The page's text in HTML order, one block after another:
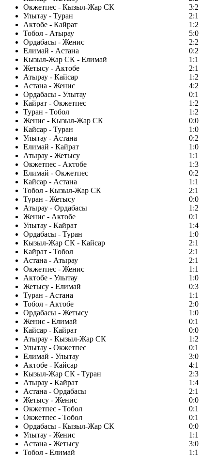
Окжетпес - Кызыл-Жар СК
3:2
Улытау - Туран
2:1
Актобе - Кайрат
1:2
Тобол - Атырау
5:0
Ордабасы - Женис
2:2
Елимай - Астана
0:2
Кызыл-Жар СК - Елимай
1:1
Жетысу - Актобе
2:1
Атырау - Кайсар
1:2
Астана - Женис
4:2
Ордабасы - Улытау
0:1
Кайрат - Окжетпес
1:2
Туран - Тобол
1:2
Женис - Кызыл-Жар СК
0:0
Кайсар - Туран
1:0
Улытау - Астана
0:2
Елимай - Кайрат
1:0
Атырау - Жетысу
1:1
Окжетпес - Актобе
1:3
Елимай - Окжетпес
0:2
Кайсар - Астана
1:1
Тобол - Кызыл-Жар СК
2:1
Туран - Жетысу
0:0
Атырау - Ордабасы
1:2
Женис - Актобе
0:1
Улытау - Кайрат
1:4
Ордабасы - Туран
1:0
Кызыл-Жар СК - Кайсар
2:1
Кайрат - Тобол
2:1
Астана - Атырау
2:1
Окжетпес - Женис
1:1
Актобе - Улытау
1:0
Жетысу - Елимай
0:3
Туран - Астана
1:1
Тобол - Актобе
2:0
Ордабасы - Жетысу
1:0
Женис - Елимай
0:1
Кайсар - Кайрат
0:0
Атырау - Кызыл-Жар СК
1:2
Улытау - Окжетпес
0:1
Елимай - Улытау
3:0
Актобе - Кайсар
4:1
Кызыл-Жар СК - Туран
2:3
Атырау - Кайрат
1:4
Астана - Ордабасы
2:1
Жетысу - Женис
0:0
Окжетпес - Тобол
0:1
Окжетпес - Тобол
0:1
Ордабасы - Кызыл-Жар СК
0:0
Улытау - Женис
1:1
Астана - Жетысу
3:0
Тобол - Елимай
1:1